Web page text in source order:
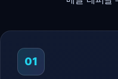
01